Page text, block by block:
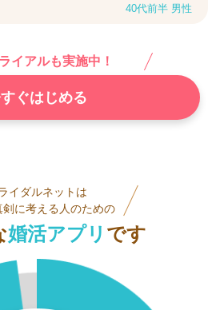
40代前半 男性
イアルも実施中！
ぐはじめる
イダルネットは
剣に考える人のための
婚活アプリ です